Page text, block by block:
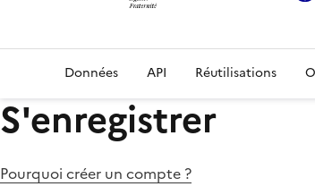
Données API Réutilisations
S'enregistrer
Pourquoi créer un compte ?